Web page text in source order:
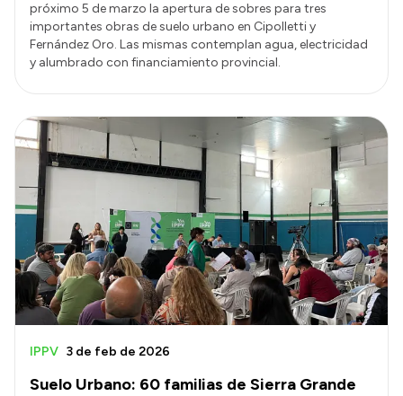
próximo 5 de marzo la apertura de sobres para tres
importantes obras de suelo urbano en Cipolletti y
Fernández Oro. Las mismas contemplan agua, electricidad
y alumbrado con financiamiento provincial.
Suelo Urbano: 60 familias de Sierra Grande
IPPV 3 de feb de 2026